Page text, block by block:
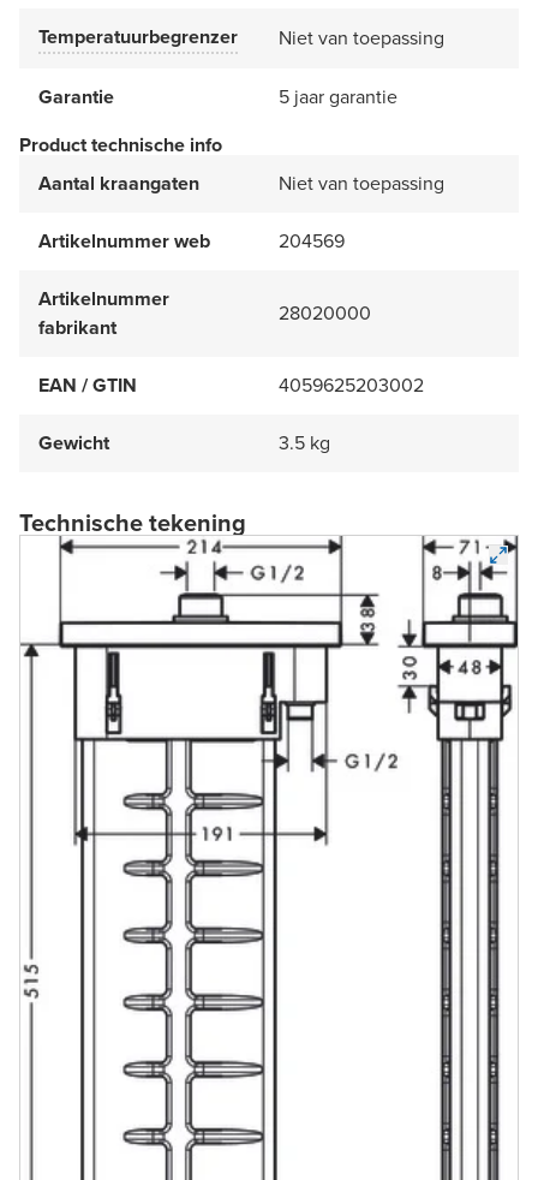
Temperatuurbegrenzer Niet van toepassing
Garantie
5 jaar garantie
Product technische info
Aantal kraangaten
Niet van toepassing
Artikelnummer web 204569
Artikelnummer
fabrikant
28020000
EAN / GTIN 4059625203002
Gewicht 3.5 kg
Technische tekening